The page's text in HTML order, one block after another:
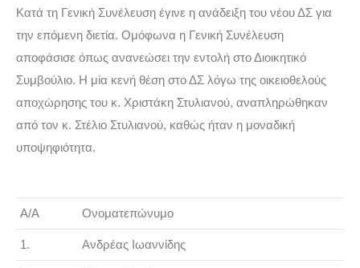
Κατά τη Γενική Συνέλευση έγινε η ανάδειξη του νέου ΔΣ για
την επόμενη διετία. Ομόφωνα η Γενική Συνέλευση
αποφάσισε όπως ανανεώσει την εντολή στο Διοικητικό
Συμβούλιο. Η μία κενή θέση στο ΔΣ λόγω της οικειοθελούς
αποχώρησης του κ. Χριστάκη Στυλιανού, αναπληρώθηκαν
από τον κ. Στέλιο Στυλιανού, καθώς ήταν η μοναδική
υποψηφιότητα.
Α/Α Ονοματεπώνυμο
1. Ανδρέας Ιωαννίδης